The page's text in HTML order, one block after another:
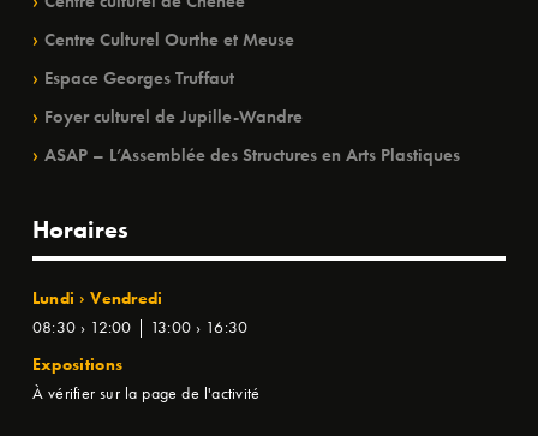
Centre Culturel Ourthe et Meuse
Espace Georges Truffaut
Foyer culturel de Jupille-Wandre
ASAP – L’Assemblée des Structures en Arts Plastiques
Horaires
Lundi › Vendredi
08:30 › 12:00 | 13:00 › 16:30
Expositions
À vérifier sur la page de l'activité